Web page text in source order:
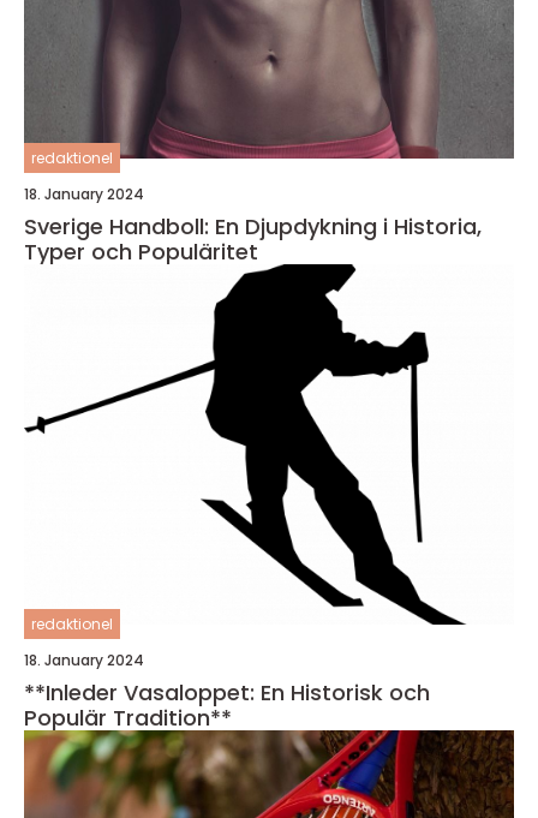
redaktionel
18. January 2024
Sverige Handboll: En Djupdykning i Historia,
Typer och Populäritet
redaktionel
18. January 2024
**Inleder Vasaloppet: En Historisk och
Populär Tradition**